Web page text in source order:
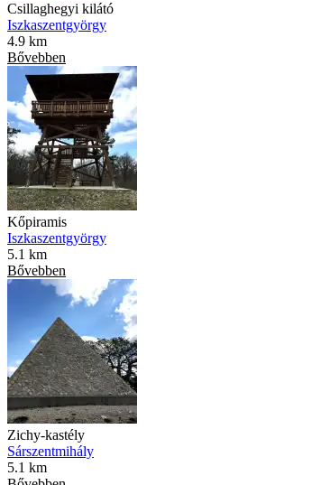
Csillaghegyi kilátó
Iszkaszentgyörgy
4.9 km
Bővebben
Kőpiramis
Iszkaszentgyörgy
5.1 km
Bővebben
Zichy-kastély
Sárszentmihály
5.1 km